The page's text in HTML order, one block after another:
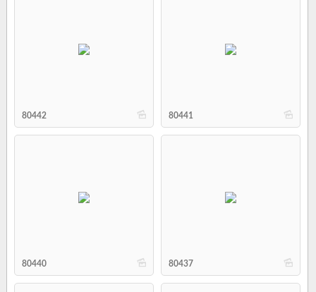
b
80442 b
80441
b
80440 b
80437